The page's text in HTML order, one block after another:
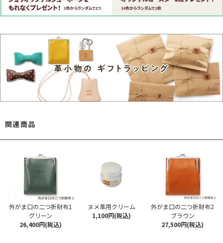
関連商品
外がま口の二つ折財布1
グリーン
26,400円(税込)
ヌメ革用クリーム
1,100円(税込)
外がま口の二つ折財布2
ブラウン
27,500円(税込)